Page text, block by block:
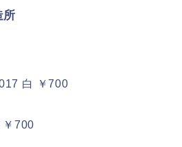
所
白 ￥700
￥700